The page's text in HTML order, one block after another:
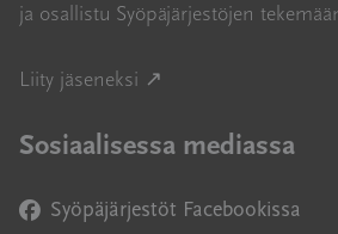
ja osallistu Syöpäjärjestöjen
Liity jäseneksi ↗
Sosiaalisessa mediassa
Syöpäjärjestöt Facebookissa
Avautuu uuteen ikkunaan